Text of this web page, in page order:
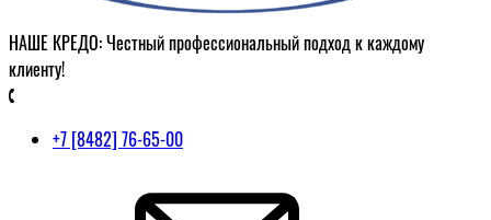
НАШЕ КРЕДО: Честный профессиональный подход к каждому
клиенту!
+7 [8482] 76-65-00